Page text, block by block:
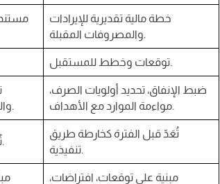
خطة مالية تقديرية للإيرادات
والمصروفات المقبلة.
توقعات وخطط للمستقبل.
والجهات الرقابية، دعم القرارات الاستراتيجية.
ضبط الإنفاق، تحديد أولويات الصرف،
مواءمة الموارد مع الأهداف.
تُعَدّ بعد نهاية الفترة لتوثيق النتائج الفعلية.
تُعَدّ قبل الفترة كخارطة طريق
تنفيذية.
مبنية على توقعات، افتراضات،